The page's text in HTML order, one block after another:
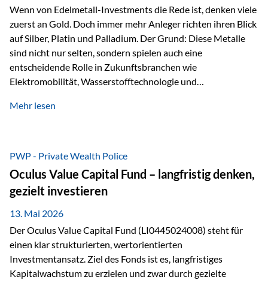
Wenn von Edelmetall-Investments die Rede ist, denken viele
zuerst an Gold. Doch immer mehr Anleger richten ihren Blick
auf Silber, Platin und Palladium. Der Grund: Diese Metalle
sind nicht nur selten, sondern spielen auch eine
entscheidende Rolle in Zukunftsbranchen wie
Elektromobilität, Wasserstofftechnologie und
Faktoren für Investoren – begrenztes Angebot und
klassischer „Sicherheitsanker“ gilt, bieten Silber, Platin und
Palladium zusätzlich die Chance, von technologischen
Entwicklungen zu profitieren. Die Nachfrage entsteht nicht
nur durch Anleger, sondern vor allem durch die Industrie.
Gerade in…
Mehr lesen
PWP - Private Wealth Police
Oculus Value Capital Fund – langfristig denken,
gezielt investieren
13. Mai 2026
Der Oculus Value Capital Fund (LI0445024008) steht für
einen klar strukturierten, wertorientierten
Investmentansatz. Ziel des Fonds ist es, langfristiges
Kapitalwachstum zu erzielen und zwar durch gezielte